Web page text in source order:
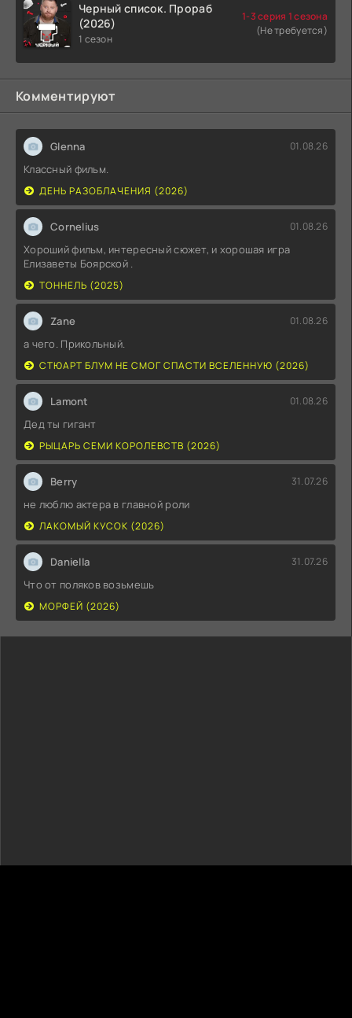
Черный список. Прораб
(2026)
1 сезон
1-3 серия 1 сезона
(Не требуется)
Комментируют
Glenna 01.08.26
Классный фильм.
ДЕНЬ РАЗОБЛАЧЕНИЯ (2026)
Cornelius 01.08.26
Хороший фильм, интересный сюжет, и хорошая игра
Елизаветы Боярской .
ТОННЕЛЬ (2025)
Zane 01.08.26
а чего. Прикольный.
СТЮАРТ БЛУМ НЕ СМОГ СПАСТИ ВСЕЛЕННУЮ (2026)
Lamont 01.08.26
Дед ты гигант
РЫЦАРЬ СЕМИ КОРОЛЕВСТВ (2026)
Berry 31.07.26
не люблю актера в главной роли
ЛАКОМЫЙ КУСОК (2026)
Daniella 31.07.26
Что от поляков возьмешь
МОРФЕЙ (2026)